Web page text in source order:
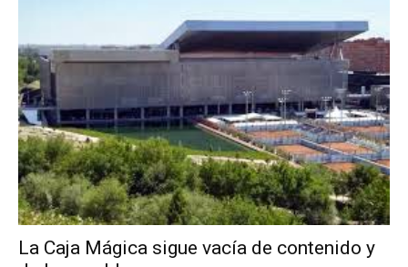
La Caja Mágica sigue vacía de contenido y